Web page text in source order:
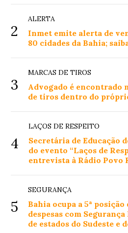
2
ALERTA
Inmet emite alerta de
80 cidades da Bahia;
3
MARCAS DE TIROS
Advogado é encontrado
de tiros dentro do
4
LAÇOS DE RESPEITO
Secretária de Educação
do evento “Laços de
entrevista à Rádio Povo
5
SEGURANÇA
Bahia ocupa a 5ª
despesas com
de estados do Sudeste e